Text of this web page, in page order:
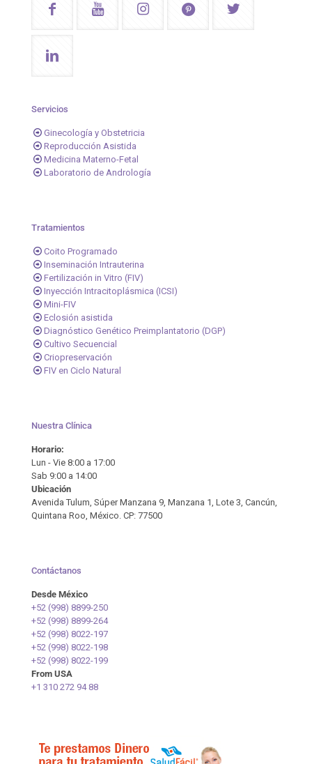
Servicios
Ginecología y Obstetricia
Reproducción Asistida
Medicina Materno-Fetal
Laboratorio de Andrología
Tratamientos
Coito Programado
Inseminación Intrauterina
Fertilización in Vitro (FIV)
Inyección Intracitoplásmica (ICSI)
Mini-FIV
Eclosión asistida
Diagnóstico Genético Preimplantatorio (DGP)
Cultivo Secuencial
Criopreservación
FIV en Ciclo Natural
Nuestra Clínica
Horario:
Lun - Vie 8:00 a 17:00
Sab 9:00 a 14:00
Ubicación
Avenida Tulum, Súper Manzana 9, Manzana 1, Lote 3, Cancún,
Quintana Roo, México. CP: 77500
Contáctanos
Desde México
+52 (998) 8899-250
+52 (998) 8899-264
+52 (998) 8022-197
+52 (998) 8022-198
+52 (998) 8022-199
From USA
+1 310 272 94 88